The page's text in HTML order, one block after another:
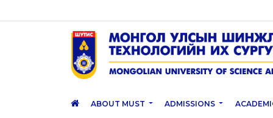
ABOUT MUST ADMISSIONS